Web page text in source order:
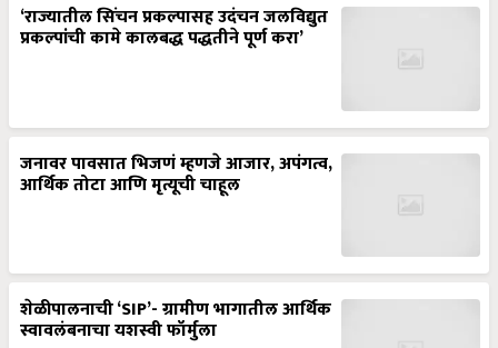
‘राज्यातील सिंचन प्रकल्पासह उदंचन जलविद्युत
प्रकल्पांची कामे कालबद्ध पद्धतीने पूर्ण करा’
जनावर पावसात भिजणं म्हणजे आजार, अपंगत्व,
आर्थिक तोटा आणि मृत्यूची चाहूल
शेळीपालनाची ‘SIP’- ग्रामीण भागातील आर्थिक
स्वावलंबनाचा यशस्वी फॉर्मुला